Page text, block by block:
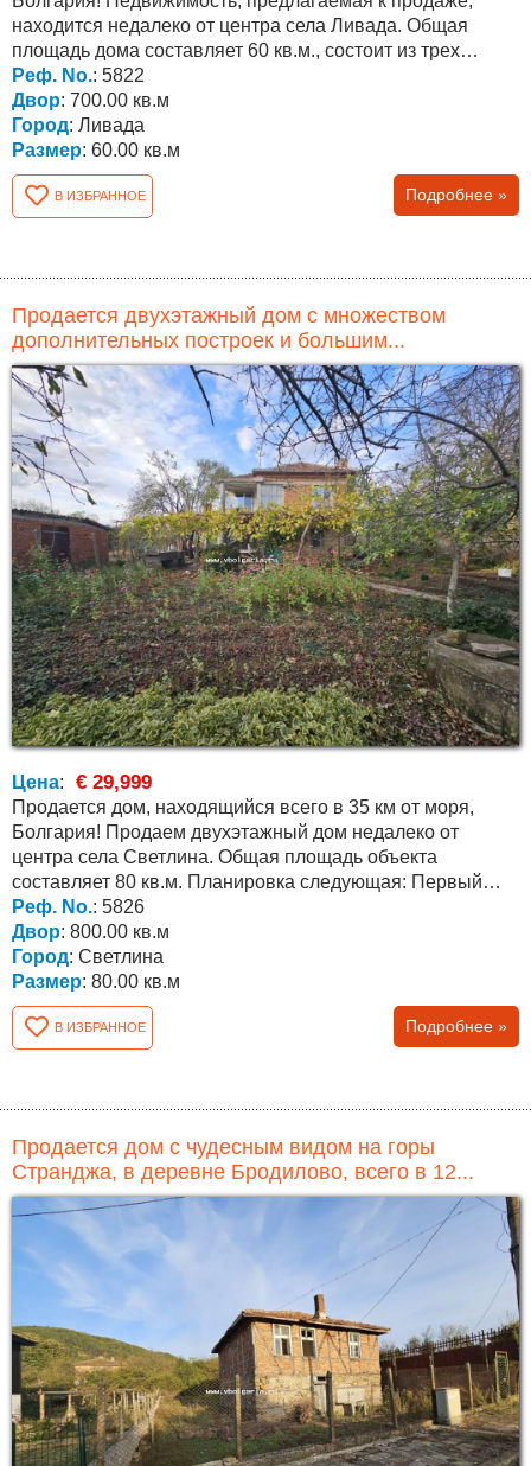
находится недалеко от центра села Ливада. Общая
площадь дома составляет 60 кв.м., состоит из трех
комнат....
Реф. No.: 5822
Двор: 700.00 кв.м
Город: Ливада
Размер: 60.00 кв.м
В ИЗБРАННОЕ Подробнее »
Продается двухэтажный дом с множеством
дополнительных построек и большим...
Цена: € 29,999
Продается дом, находящийся всего в 35 км от моря,
Болгария! Продаем двухэтажный дом недалеко от
центра села Светлина. Общая площадь объекта
составляет 80 кв.м. Планировка следующая: Первый
этаж состоит...
Реф. No.: 5826
Двор: 800.00 кв.м
Город: Светлина
Размер: 80.00 кв.м
В ИЗБРАННОЕ Подробнее »
Продается дом с чудесным видом на горы
Странджа, в деревне Бродилово, всего в 12...